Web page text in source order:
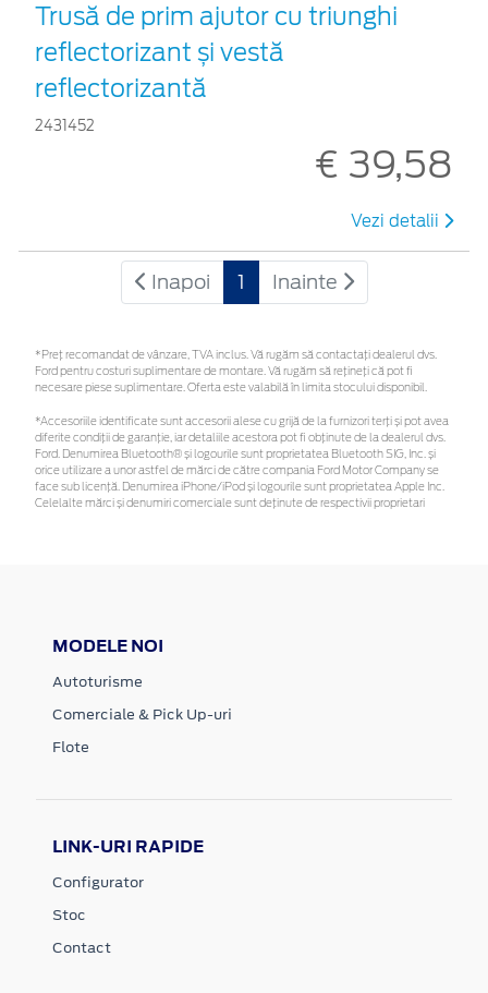
Trusă de prim ajutor cu triunghi
reflectorizant și vestă
reflectorizantă
2431452
€ 39,58
Vezi detalii
Inapoi 1 Inainte
*Preţ recomandat de vânzare, TVA inclus. Vă rugăm să contactaţi dealerul dvs.
Ford pentru costuri suplimentare de montare. Vă rugăm să rețineți că pot fi
necesare piese suplimentare. Oferta este valabilă în limita stocului disponibil.
*Accesoriile identificate sunt accesorii alese cu grijă de la furnizori terți și pot avea
diferite condiții de garanție, iar detaliile acestora pot fi obținute de la dealerul dvs.
Ford. Denumirea Bluetooth® și logourile sunt proprietatea Bluetooth SIG, Inc. și
orice utilizare a unor astfel de mărci de către compania Ford Motor Company se
face sub licență. Denumirea iPhone/iPod și logourile sunt proprietatea Apple Inc.
Celelalte mărci și denumiri comerciale sunt deținute de respectivii proprietari
MODELE NOI
Autoturisme
Comerciale & Pick Up-uri
Flote
LINK-URI RAPIDE
Configurator
Stoc
Contact